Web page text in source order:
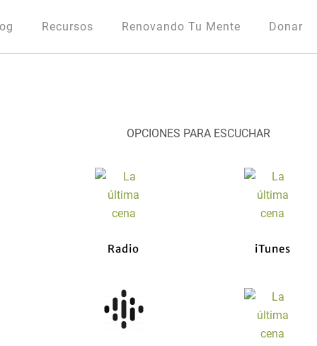
Recursos Renovando Tu Mente Donar
OPCIONES PARA ESCUCHAR
Radio iTunes